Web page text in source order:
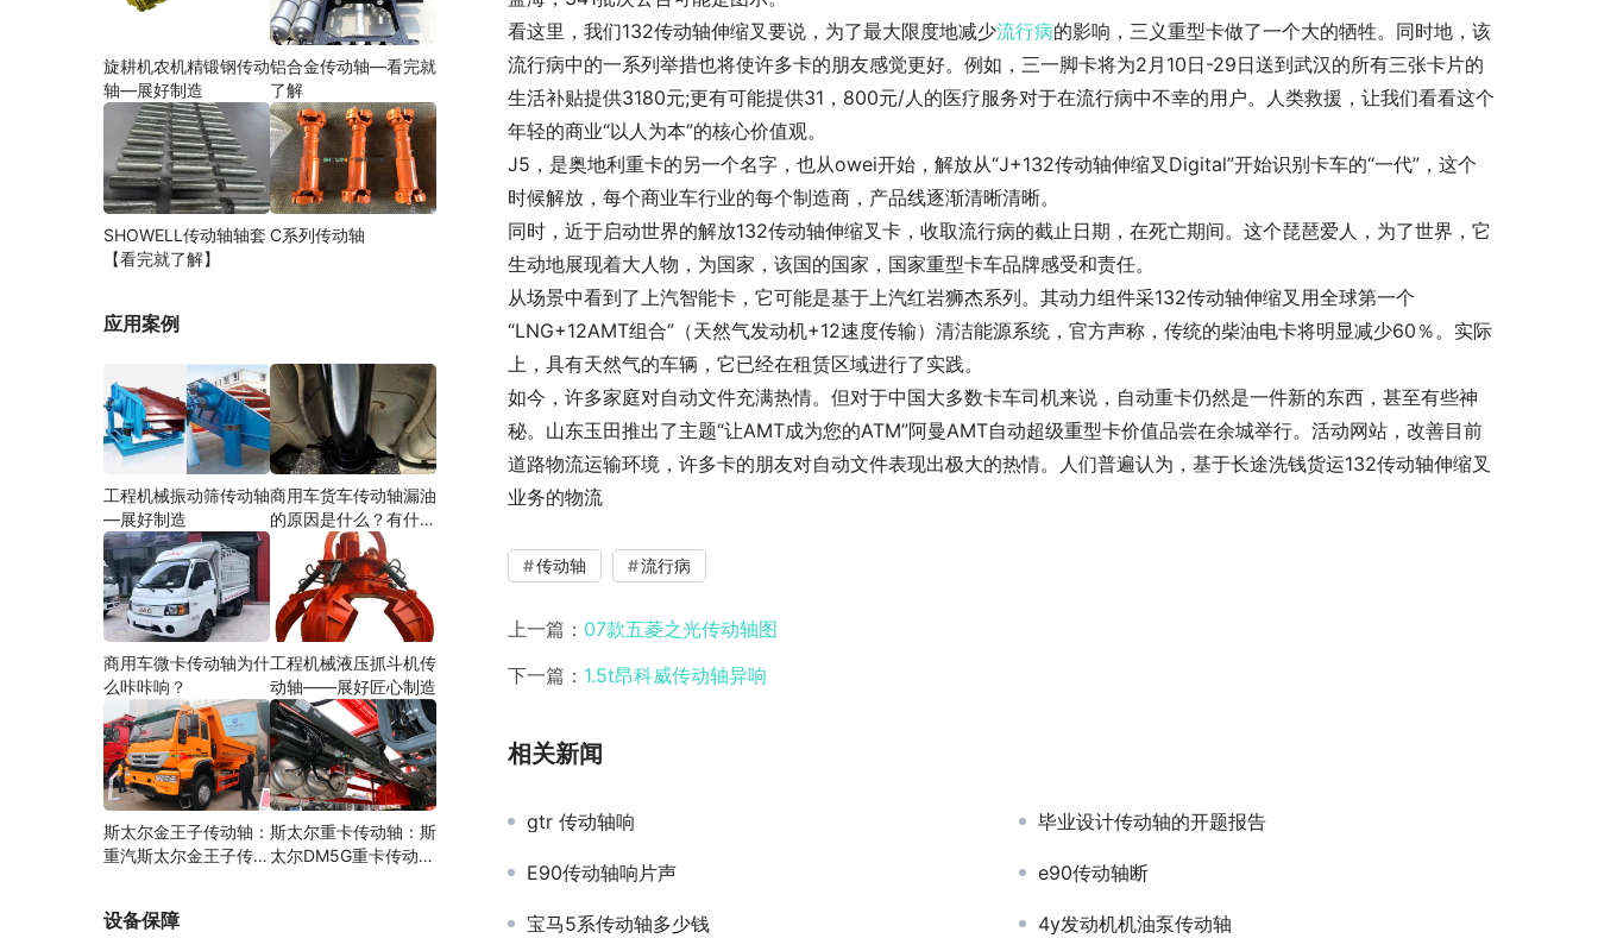
看这里，我们132传动轴伸缩叉要说，为了最大限度地减少流行病的影响，三义重型卡做了一个大的牺牲。同时地，该
流行病中的一系列举措也将使许多卡的朋友感觉更好。例如，三一脚卡将为2月10日-29日送到武汉的所有三张卡片的
生活补贴提供3180元;更有可能提供31，800元/人的医疗服务对于在流行病中不幸的用户。人类救援，让我们看看这个
年轻的商业“以人为本”的核心价值观。
J5，是奥地利重卡的另一个名字，也从owei开始，解放从“J+132传动轴伸缩叉Digital”开始识别卡车的“一代”，这个
时候解放，每个商业车行业的每个制造商，产品线逐渐清晰清晰。
同时，近于启动世界的解放132传动轴伸缩叉卡，收取流行病的截止日期，在死亡期间。这个琵琶爱人，为了世界，它
生动地展现着大人物，为国家，该国的国家，国家重型卡车品牌感受和责任。
从场景中看到了上汽智能卡，它可能是基于上汽红岩狮杰系列。其动力组件采132传动轴伸缩叉用全球第一个
“LNG+12AMT组合”（天然气发动机+12速度传输）清洁能源系统，官方声称，传统的柴油电卡将明显减少60％。实际
上，具有天然气的车辆，它已经在租赁区域进行了实践。
如今，许多家庭对自动文件充满热情。但对于中国大多数卡车司机来说，自动重卡仍然是一件新的东西，甚至有些神
秘。山东玉田推出了主题“让AMT成为您的ATM”阿曼AMT自动超级重型卡价值品尝在余城举行。活动网站，改善目前
道路物流运输环境，许多卡的朋友对自动文件表现出极大的热情。人们普遍认为，基于长途洗钱货运132传动轴伸缩叉
业务的物流
传动轴 流行病
上一篇： 07款五菱之光传动轴图
下一篇： 1.5t昂科威传动轴异响
相关新闻
gtr 传动轴响 毕业设计传动轴的开题报告
E90传动轴响片声 e90传动轴断
宝马5系传动轴多少钱 4y发动机机油泵传动轴
旋耕机农机精锻钢传动
轴—展好制造
铝合金传动轴—看完就
了解
SHOWELL传动轴轴套
【看完就了解】
C系列传动轴
应用案例
工程机械振动筛传动轴
—展好制造
商用车货车传动轴漏油
的原因是什么？有什么
商用车微卡传动轴为什
么咔咔响？
工程机械液压抓斗机传
动轴——展好匠心制造
斯太尔金王子传动轴：
重汽斯太尔金王子传动
斯太尔重卡传动轴：斯
太尔DM5G重卡传动轴
设备保障